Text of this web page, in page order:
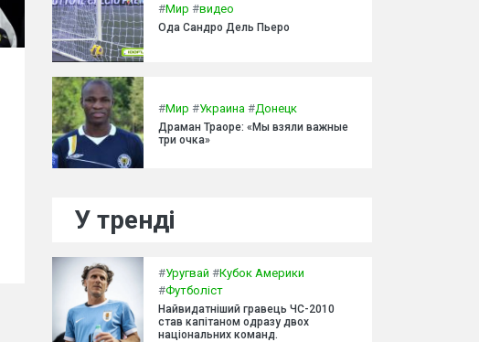
#Мир #видео
Ода Сандро Дель Пьеро
#Мир #Украина #Донецк
Драман Траоре: «Мы взяли важные
три очка»
У тренді
#Уругвай #Кубок Америки
#Футболіст
Найвидатніший гравець ЧС-2010
став капітаном одразу двох
національних команд.